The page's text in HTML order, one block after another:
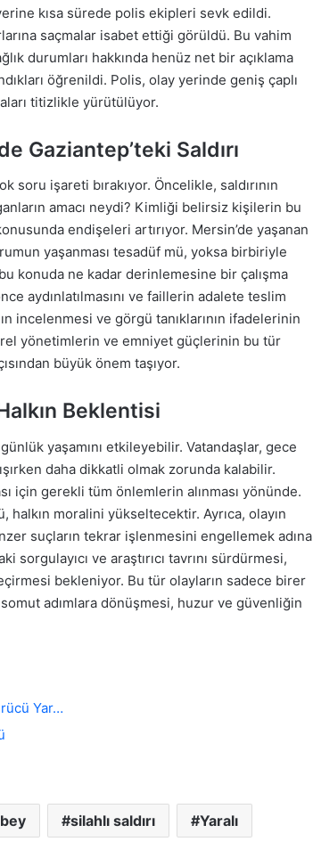
kısa sürede polis ekipleri sevk edildi.
saçmalar isabet ettiği görüldü. Bu vahim
durumları hakkında henüz net bir açıklama
öğrenildi. Polis, olay yerinde geniş çaplı
titizlikle yürütülüyor.
Gaziantep’teki Saldırı
soru işareti bırakıyor. Öncelikle, saldırının
amacı neydi? Kimliği belirsiz kişilerin bu
endişeleri artırıyor. Mersin’de yaşanan
yaşanması tesadüf mü, yoksa birbiriyle
konuda ne kadar derinlemesine bir çalışma
aydınlatılmasını ve faillerin adalete teslim
incelenmesi ve görgü tanıklarının ifadelerinin
yönetimlerin ve emniyet güçlerinin bu tür
büyük önem taşıyor.
Beklentisi
yaşamını etkileyebilir. Vatandaşlar, gece
daha dikkatli olmak zorunda kalabilir.
için gerekli tüm önlemlerin alınması yönünde.
moralini yükseltecektir. Ayrıca, olayın
suçların tekrar işlenmesini engellemek adına
sorgulayıcı ve araştırıcı tavrını sürdürmesi,
bekleniyor. Bu tür olayların sadece birer
adımlara dönüşmesi, huzur ve güvenliğin
Yar…
silahlı saldırı Yaralı